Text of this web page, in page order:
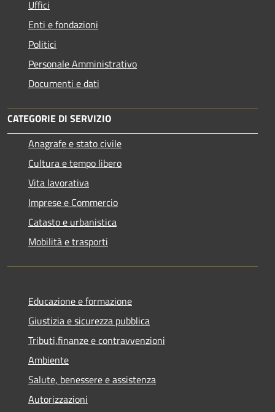
Uffici
Enti e fondazioni
Politici
Personale Amministrativo
Documenti e dati
CATEGORIE DI SERVIZIO
Anagrafe e stato civile
Cultura e tempo libero
Vita lavorativa
Imprese e Commercio
Catasto e urbanistica
Mobilità e trasporti
Educazione e formazione
Giustizia e sicurezza pubblica
Tributi,finanze e contravvenzioni
Ambiente
Salute, benessere e assistenza
Autorizzazioni